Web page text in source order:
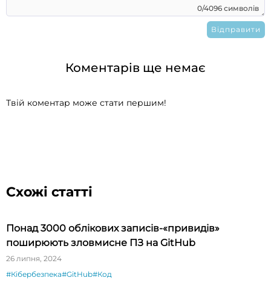
0/4096 символів
Коментарів ще немає
Твій коментар може стати першим!
Схожі статті
Понад 3000 облікових записів-«привидів»
поширюють зловмисне ПЗ на GitHub
26 липня, 2024
#Кібербезпека#GitHub#Код